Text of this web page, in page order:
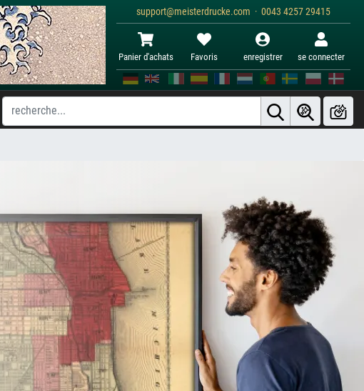
support@meisterdrucke.com · 0043 4257 29415
Panier d'achats Favoris enregistrer se connecter